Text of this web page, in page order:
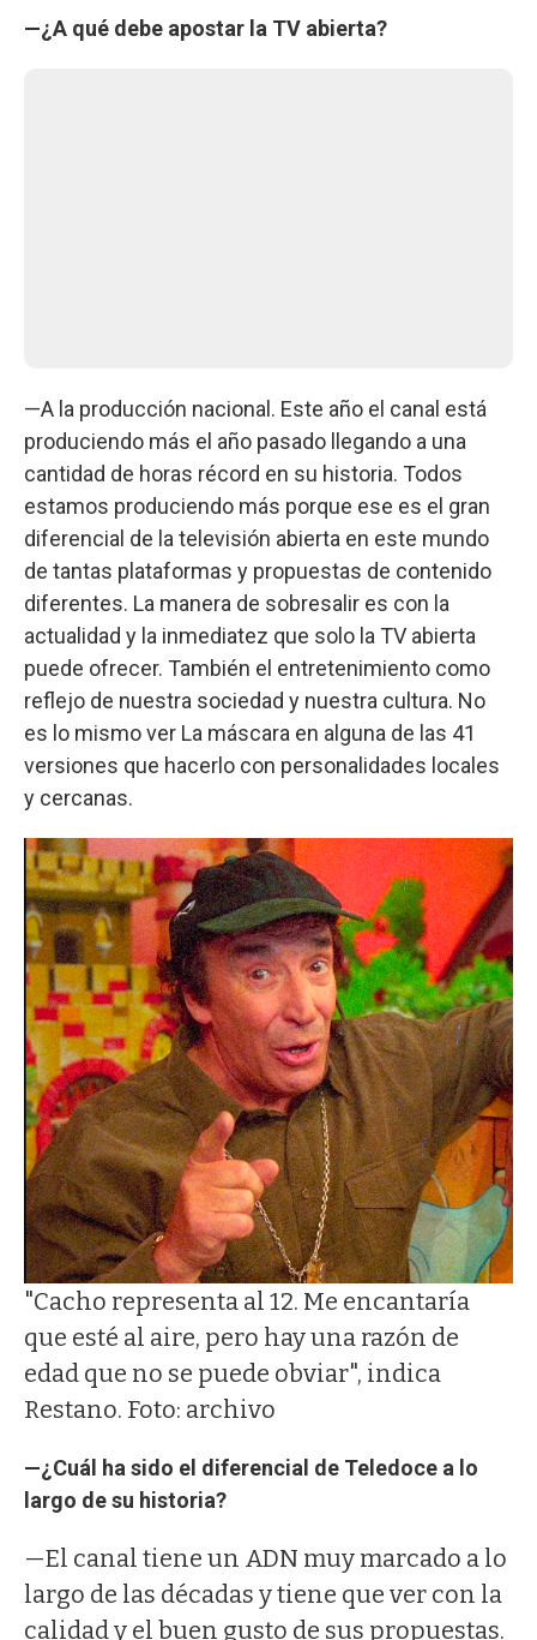
—¿A qué debe apostar la TV abierta?
—A la producción nacional. Este año el canal está
produciendo más el año pasado llegando a una
cantidad de horas récord en su historia. Todos
estamos produciendo más porque ese es el gran
diferencial de la televisión abierta en este mundo
de tantas plataformas y propuestas de contenido
diferentes. La manera de sobresalir es con la
actualidad y la inmediatez que solo la TV abierta
puede ofrecer. También el entretenimiento como
reflejo de nuestra sociedad y nuestra cultura. No
es lo mismo ver La máscara en alguna de las 41
versiones que hacerlo con personalidades locales
y cercanas.
"Cacho representa al 12. Me encantaría
que esté al aire, pero hay una razón de
edad que no se puede obviar", indica
Restano. Foto: archivo
—¿Cuál ha sido el diferencial de Teledoce a lo
largo de su historia?
—El canal tiene un ADN muy marcado a lo
largo de las décadas y tiene que ver con la
calidad y el buen gusto de sus propuestas.